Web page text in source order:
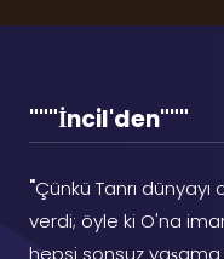
"""İncil'den"""
"Çünkü Tanrı
verdi; öyle ki O'na
hepsi sonsuz yaşama